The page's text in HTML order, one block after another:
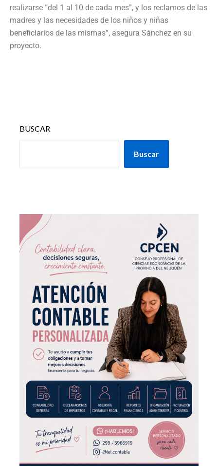
realizarse “del 1 al 10 de cada mes”, y los reclamos de las
madres y las necesidades de los niños y niñas
beneficiarios de las mismas”, asegura Sánchez en su
proyecto.
BUSCAR
Buscar